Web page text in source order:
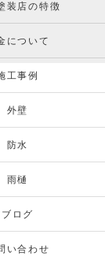
装店の特徴
について
工事例
外壁
防水
雨樋
ブログ
い合わせ